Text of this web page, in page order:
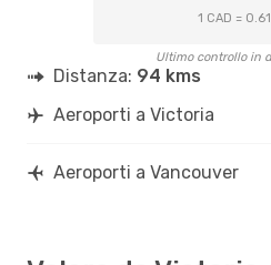
1 CAD =
Ultimo controllo in
Distanza: 94 kms
Aeroporti a Victoria
Aeroporti a Vancouver